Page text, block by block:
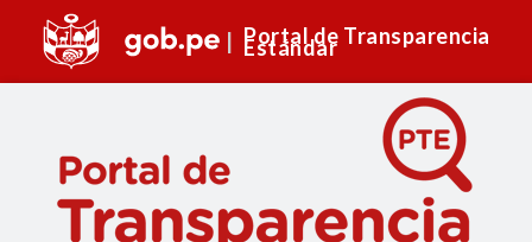
Portal de Transparencia
Estándar